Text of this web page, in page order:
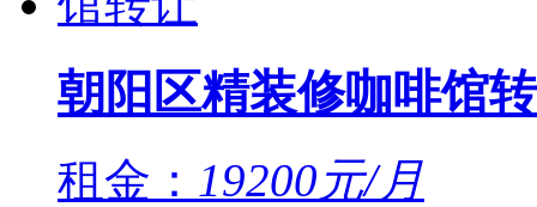
朝阳区精装修咖啡馆
租金： 19200元/月